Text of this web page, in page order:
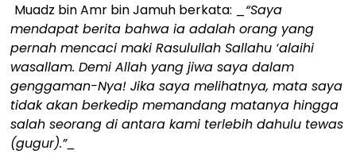
Muadz bin Amr bin Jamuh berkata: _ “Saya
mendapat berita bahwa ia adalah orang yang
pernah mencaci maki Rasulullah Sallahu ‘alaihi
wasallam. Demi Allah yang jiwa saya dalam
genggaman-Nya! Jika saya melihatnya, mata saya
tidak akan berkedip memandang matanya hingga
salah seorang di antara kami terlebih dahulu tewas
(gugur).”_